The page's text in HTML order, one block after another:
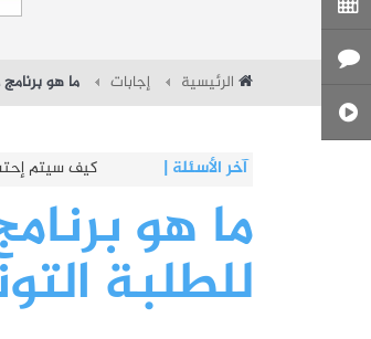
الرئيسية إجابات ما هو
آخر الأسئلة|
كم تبلغ طاقة
ما هو
للطلبة